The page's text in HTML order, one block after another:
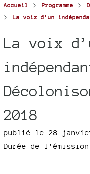
Accueil > Programme >
> La voix d’un
La voix
2018
publié le 28
Durée de